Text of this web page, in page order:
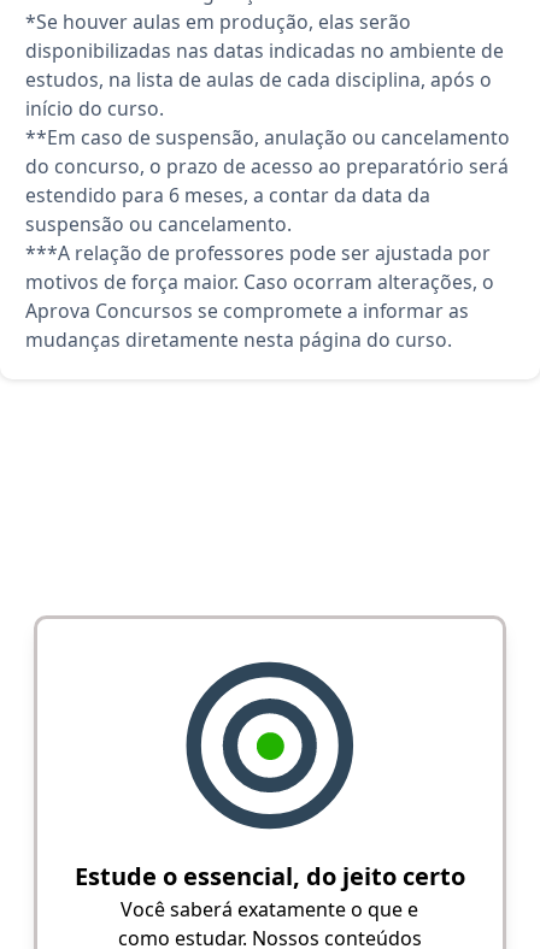
*Se houver aulas em produção, elas serão
disponibilizadas nas datas indicadas no ambiente de
estudos, na lista de aulas de cada disciplina, após o
início do curso.
**Em caso de suspensão, anulação ou cancelamento
do concurso, o prazo de acesso ao preparatório será
estendido para 6 meses, a contar da data da
suspensão ou cancelamento.
***A relação de professores pode ser ajustada por
motivos de força maior. Caso ocorram alterações, o
Aprova Concursos se compromete a informar as
mudanças diretamente nesta página do curso.
Estude o essencial, do jeito certo
Você saberá exatamente o que e
como estudar. Nossos conteúdos